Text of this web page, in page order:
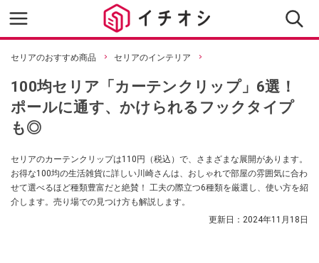
セリアのおすすめ商品 セリアのインテリア
100均セリア「カーテンクリップ」6選！
ポールに通す、かけられるフックタイプ
も◎
セリアのカーテンクリップは110円（税込）で、さまざまな展開があります。
お得な100均の生活雑貨に詳しい川崎さんは、おしゃれで部屋の雰囲気に合わ
せて選べるほど種類豊富だと絶賛！ 工夫の際立つ6種類を厳選し、使い方を紹
介します。売り場での見つけ方も解説します。
更新日： 2024年11月18日